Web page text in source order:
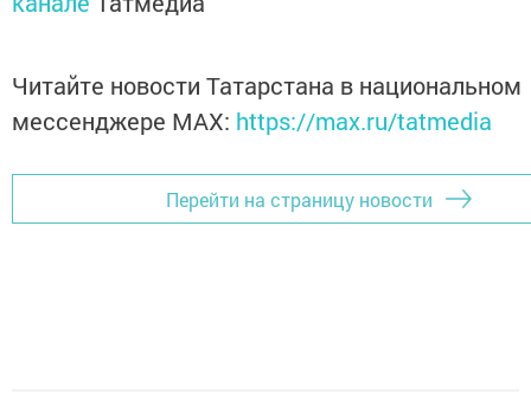
Читайте новости Татарстана в национальном
мессенджере MАХ: https://max.ru/tatmedia
Перейти на страницу новости